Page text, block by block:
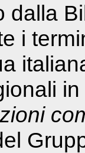
dalla
i